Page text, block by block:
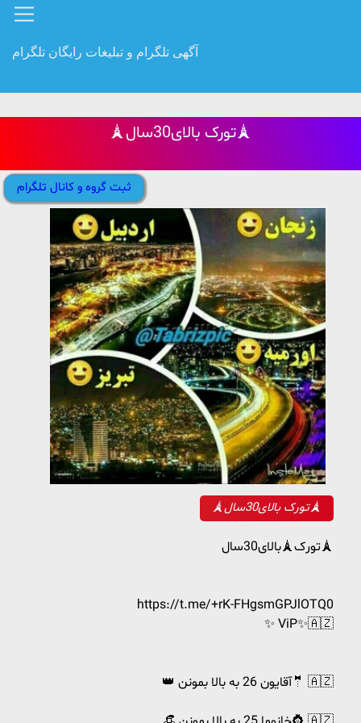
آگهی تلگرام و تبلیغات رایگان تلگرام
🗼تورک بالای30سال🗼
ثبت گروه و کانال تلگرام
🗼تورک بالای30سال🗼
تورک🗼بالای30سال🗼
https://t.me/+rK-FHgsmGPJlOTQ0
✨ ViP✨🇦🇿
👑 آقایون 26 به بالا بمونن🤵 🇦🇿